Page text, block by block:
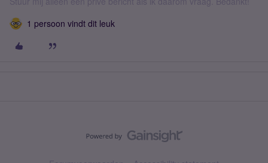
1 persoon vindt dit leuk